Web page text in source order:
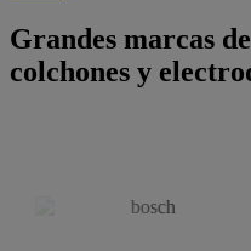
Grandes marcas
colchones y